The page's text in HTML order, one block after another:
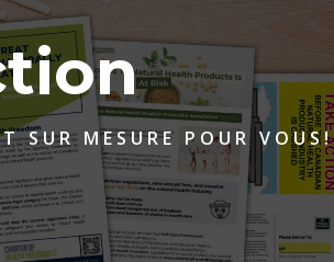
SUR MESURE POUR VOUS!